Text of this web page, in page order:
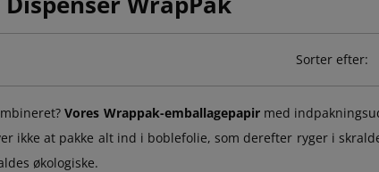
Sorter efter:
Vores Wrappak-emballagepapirmed
ikke at pakke alt ind i boblefolie, som derefter ryger i
økologiske.